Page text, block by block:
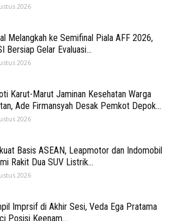
2026
Melangkah ke Semifinal Piala AFF 2026,
Bersiap Gelar Evaluasi...
2026
Karut-Marut Jaminan Kesehatan Warga
Ade Firmansyah Desak Pemkot Depok...
2026
Basis ASEAN, Leapmotor dan Indomobil
Rakit Dua SUV Listrik...
2026
Imprsif di Akhir Sesi, Veda Ega Pratama
Posisi Keenam...